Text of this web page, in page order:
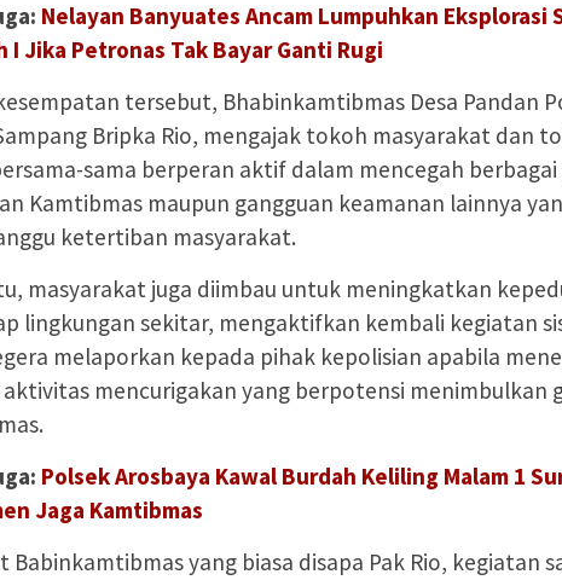
Nelayan Banyuates Ancam Lumpuhkan Eksplorasi
I Jika Petronas Tak Bayar Ganti Rugi
tersebut, Bhabinkamtibmas Desa Pandan
Bripka Rio, mengajak tokoh masyarakat dan
sama berperan aktif dalam mencegah
Kamtibmas maupun gangguan keamanan lainnya
ketertiban masyarakat.
masyarakat juga diimbau untuk meningkatkan
lingkungan sekitar, mengaktifkan kembali kegiatan
melaporkan kepada pihak kepolisian apabila
mencurigakan yang berpotensi menimbulkan
Polsek Arosbaya Kawal Burdah Keliling Malam 1
Jaga Kamtibmas
Babinkamtibmas yang biasa disapa Pak Rio, kegiatan